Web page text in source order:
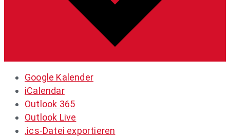
Google Kalender
iCalendar
Outlook 365
Outlook Live
.ics-Datei exportieren